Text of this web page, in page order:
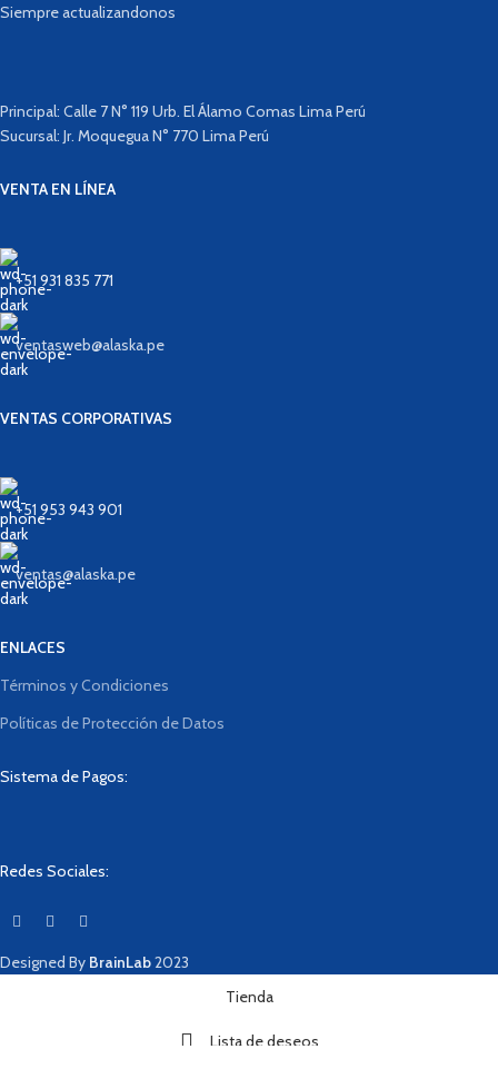
Siempre actualizandonos
Principal: Calle 7 N° 119 Urb. El Álamo Comas Lima Perú
Sucursal: Jr. Moquegua N° 770 Lima Perú
VENTA EN LÍNEA
+51 931 835 771
ventasweb@alaska.pe
VENTAS CORPORATIVAS
+51 953 943 901
ventas@alaska.pe
ENLACES
Términos y Condiciones
Políticas de Protección de Datos
Sistema de Pagos:
Redes Sociales:
Designed By BrainLab2023
Tienda
Lista de deseos